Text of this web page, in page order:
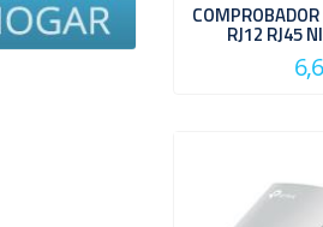
RJ12 RJ45